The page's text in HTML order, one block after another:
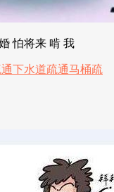
怕将来 啃 我